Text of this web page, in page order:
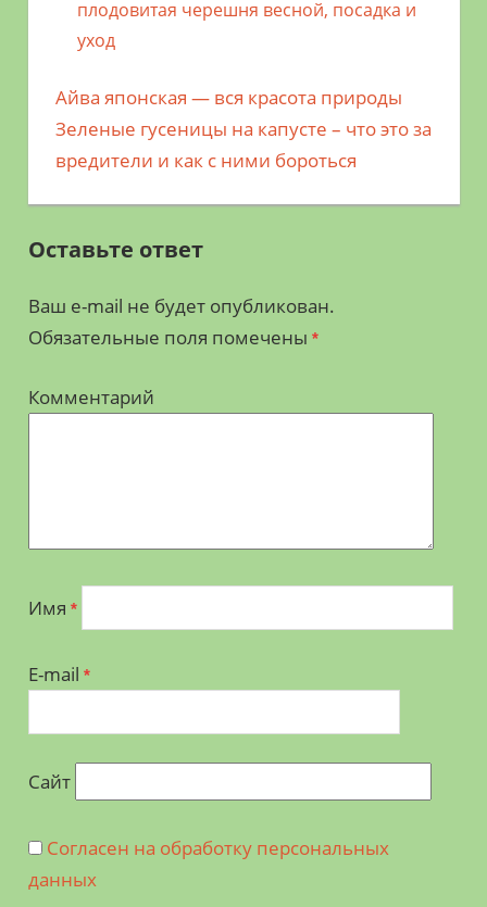
плодовитая черешня весной, посадка и
уход
Навигация
по
записям
Предыдущая
запись;
Айва японская — вся красота природы
Следующая
запись:
Зеленые гусеницы на капусте – что это за
вредители и как с ними бороться
Оставьте ответ
Ваш e-mail не будет опубликован.
Обязательные поля помечены *
Комментарий
Имя *
E-mail *
Сайт
Согласен на обработку персональных
данных